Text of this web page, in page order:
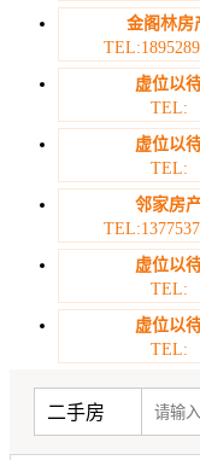
金阁林房
虚位以
TEL:
虚位以
TEL:
邻家房
虚位以
TEL:
虚位以
TEL:
二手房